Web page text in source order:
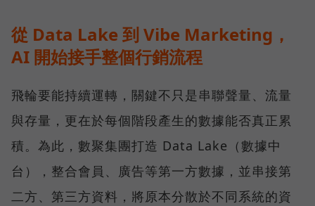
從 Data Lake 到 Vibe Marketing，
AI 開始接手整個行銷流程
飛輪要能持續運轉，關鍵不只是串聯聲量、流量
與存量，更在於每個階段產生的數據能否真正累
積。為此，數聚集團打造 Data Lake（數據中
台），整合會員、廣告等第一方數據，並串接第
二方、第三方資料，將原本分散於不同系統的資